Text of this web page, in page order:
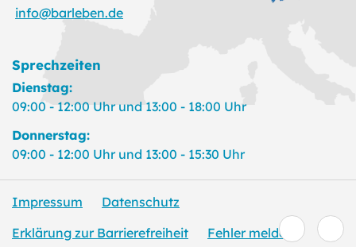
info@barleben.de
Sprechzeiten
Dienstag:
09:00 - 12:00 Uhr und 13:00 - 18:00 Uhr
Donnerstag:
09:00 - 12:00 Uhr und 13:00 - 15:30 Uhr
Impressum
Datenschutz
Erklärung zur Barrierefreiheit
Fehler melden